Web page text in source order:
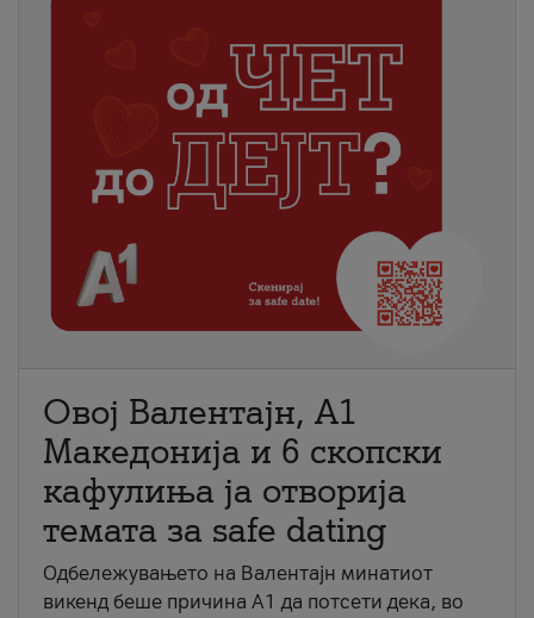
Овој Валентајн, A1
Македонија и 6 скопски
кафулиња ја отворија
темата за safe dating
Одбележувањето на Валентајн минатиот
викенд беше причина А1 да потсети дека, во